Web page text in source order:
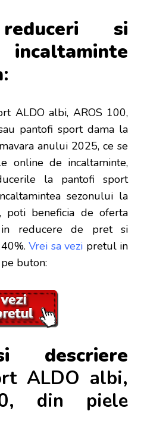
si
:
ALDO albi, AROS 100,
pantofi sport dama la
anului 2025, ce se
online de incaltaminte,
la pantofi sport
sezonului la
poti beneficia de oferta
in reducere de pret si
40%.Vrei sa vezi pretul in
buton:
descriere
ALDO albi,
din piele